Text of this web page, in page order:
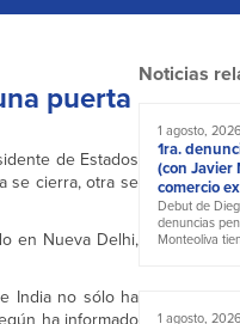
puerta
de Estados
se cierra, otra se
en Nueva Delhi,
India no sólo ha
Noticias
1 agosto, 2026
1ra.
(con Javier
comercio
Debut de
denuncias
Monteoliva
1 agosto, 2026